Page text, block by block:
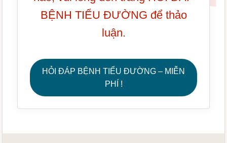
BỆNH TIỂU ĐƯỜNG để thảo
luận.
HỎI ĐÁP BỆNH TIỂU ĐƯỜNG – MIỄN
PHÍ !